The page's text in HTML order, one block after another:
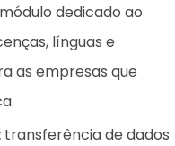
módulo dedicado ao
línguas e
as empresas que
transferência de dados